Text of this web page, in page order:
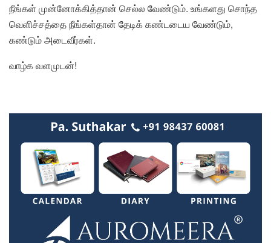
நீங்கள் முன்னோக்கித்தான் செல்ல வேண்டும். உங்களது சொந்த
வெளிச்சத்தை நீங்கள்தான் தேடிக் கண்டடைய வேண்டும்,
கண்டும் அடைவீர்கள்.
வாழ்க வளமுடன்!